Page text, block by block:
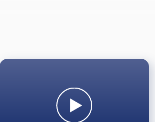
"turnierleitung@bcqueue.de" senden
32/8 oder 48/16, Winnerbreak, hoher